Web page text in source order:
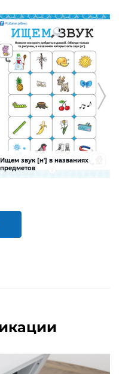
Ищем звук [н'] в названиях
предметов